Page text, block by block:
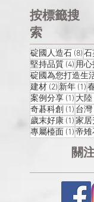
按標籤搜
索
碇國人造石 (8)8
石
堅持品質 (4)4 篇
用心
碇國為您打造生
建材 (2)2 篇文章
新年 (1)1
案例分享 (1) 1 篇
大陸
奇碁科創 (1) 1 篇
台灣
歲末好康 (1)1 篇
家居
專屬檯面 (1)1 篇
帝雉
關